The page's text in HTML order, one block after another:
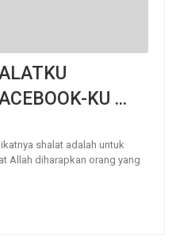
KU ...
shalat adalah untuk
Allah diharapkan orang yang